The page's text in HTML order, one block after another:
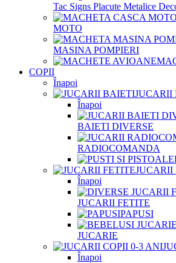
Tac Signs Placute Metalice
MOTO
MASINA POMPIERI
COPII
Înapoi
JUCARII
Înapoi
BAIETI DIVERSE
RADIOCOMANDA
JUCARII
Înapoi
JUCARII FETITE
PAPUSI
JUCARIE
Înapoi